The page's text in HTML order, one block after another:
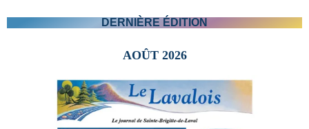
DERNIÈRE ÉDITION
AOÛT 2026